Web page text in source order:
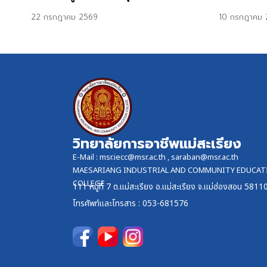
22 กรกฎาคม 2569 10 กรกฎาคม
วิทยาลัยการอาชีพแม่สะเรียง
E-Mail : msr.iecc@msr.ac.th ,saraban@msr.ac.th
MAESARIANG INDUSTRIAL AND COMMUNITY
COLLEGE
111 หมู่ที่ 7 ต.แม่สะเรียง อ.แม่สะเรียง จ.แม่ฮ่องสอน 58110
โทรศัพท์และโทรสาร : 053-681576